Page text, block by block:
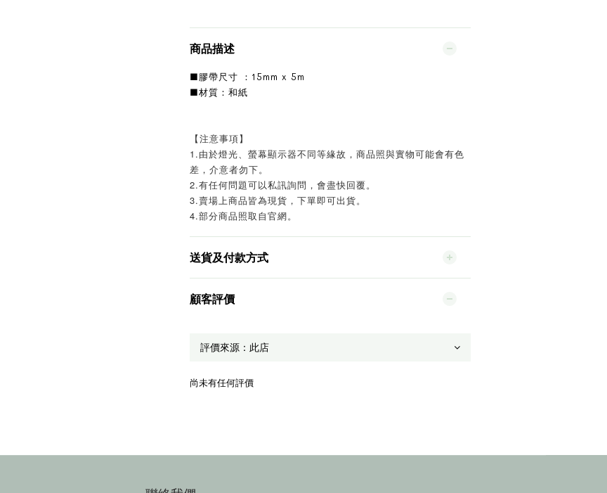
商品描述
■膠帶尺寸 ：15mm x 5m
■材質：和紙
【注意事項】
1.由於燈光、螢幕顯示器不同等緣故，商品照與實物可能會有色
差，介意者勿下。
2.有任何問題可以私訊詢問，會盡快回覆。
3.賣場上商品皆為現貨，下單即可出貨。
4.部分商品照取自官網。
送貨及付款方式
顧客評價
尚未有任何評價